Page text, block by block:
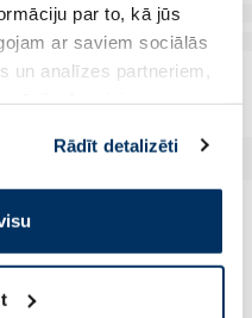
par to, kā jūs
ar saviem sociālās
un analīzes partneriem,
sīkdatņu
savu izvēli:
Rādīt detalizēti